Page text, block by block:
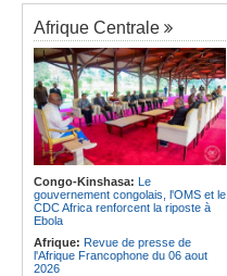
Afrique:L'essor historique de
l'Éthiopie met à mal la campagne
d'hostilité menée par Le Caire
Afrique:La Cour international de
justice fixe le calendrier de la
procédure engagée par la RDC
contre le Rwanda
Afrique:Ligue des Champions de la
CAF - L'Espérance exemptée au
premier tour, le Club Africain hérite
du Djoliba AC
Afrique:Un consortium européen
développe un modèle de production
novateur pour les ingrédients
pharmaceutiques actifs, une
Afrique:Épidémie d'Ebola - Le
gouvernement renforce la riposte
Afrique Centrale
Congo-Kinshasa: Le
gouvernement congolais, l'OMS et le
CDC Africa renforcent la riposte à
Ebola
Afrique: Revue de presse de
l'Afrique Francophone du 06 aout
2026